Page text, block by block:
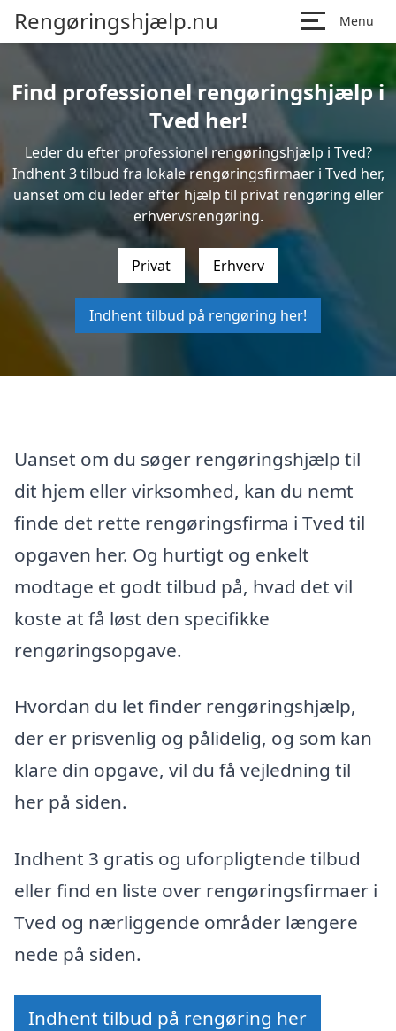
Rengøringshjælp.nu Menu
Find professionel rengøringshjælp i
Tved her!
Leder du efter professionel rengøringshjælp i Tved?
Indhent 3 tilbud fra lokale rengøringsfirmaer i Tved her,
uanset om du leder efter hjælp til privat rengøring eller
erhvervsrengøring.
Privat Erhverv
Indhent tilbud på rengøring her!
Uanset om du søger rengøringshjælp til
dit hjem eller virksomhed, kan du nemt
finde det rette rengøringsfirma i Tved til
opgaven her. Og hurtigt og enkelt
modtage et godt tilbud på, hvad det vil
koste at få løst den specifikke
rengøringsopgave.
Hvordan du let finder rengøringshjælp,
der er prisvenlig og pålidelig, og som kan
klare din opgave, vil du få vejledning til
her på siden.
Indhent 3 gratis og uforpligtende tilbud
eller find en liste over rengøringsfirmaer i
Tved og nærliggende områder længere
nede på siden.
Indhent tilbud på rengøring her